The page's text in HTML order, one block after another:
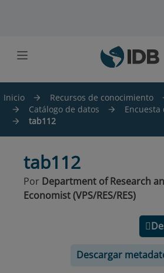
Inicio Recursos de conocimiento
Catálogo de datos
Encuesta
tab112
tab112
Por Department of Research
Economist (VPS/RES/RES)
Descargar